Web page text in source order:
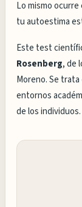
Lo mismo
tu autoestima
Este test
Rosenberg, de
Moreno. Se
entornos
de los individuos.